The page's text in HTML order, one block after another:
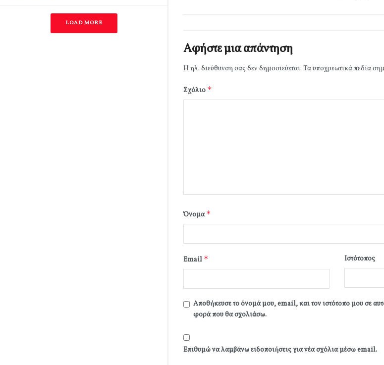
LOAD MORE
Αφήστε μια απάντηση
Η ηλ. διεύθυνση σας δεν δημοσιεύεται. Τα υποχρεωτικά πεδία
Σχόλιο *
Όνομα*
Email * Ιστότοπος
Αποθήκευσε το όνομά μου, email, και τον ιστότοπο μου σε
φορά που θα σχολιάσω.
Επιθυμώ να λαμβάνω ειδοποιήσεις για νέα σχόλια μέσω email.